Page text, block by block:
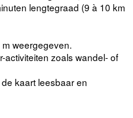
lengtegraad (9 à 10 km
weergegeven.
activiteiten zoals wandel- of
kaart leesbaar en